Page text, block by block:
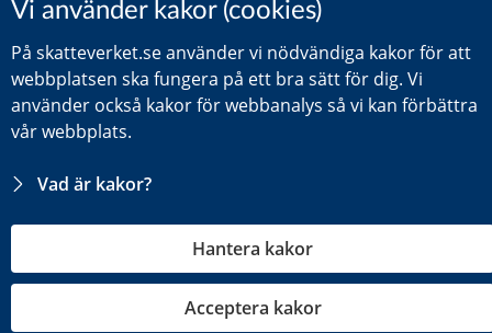
Betala arbetsgivaravgifterna varje månad genom att
sätta in pengarna på företagets skattekonto hos
Skatteverket. Vanligtvis ska pengarna vara hos
Skatteverket senast den 12 varje månad efter att
lönen eller annan ersättning har betalats ut.